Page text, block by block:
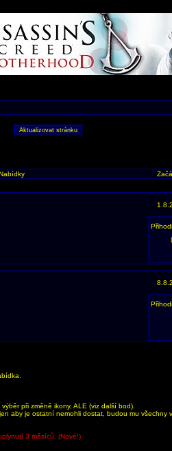
při změně ikony, ALE (viz další bod).
aby je ostatní nemohli dostat, budou mu všechny
3 měsíců. (Nové!)